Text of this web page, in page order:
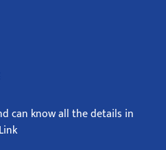
can know all the details in